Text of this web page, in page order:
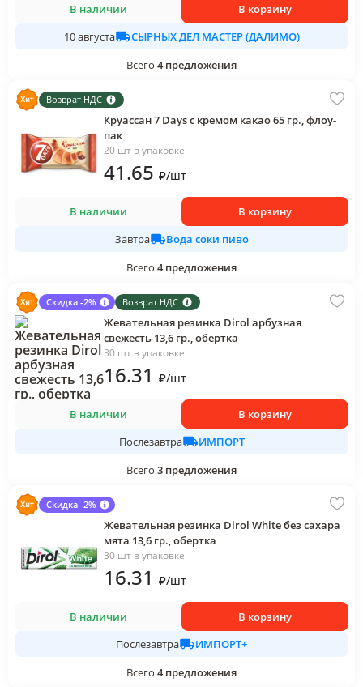
В наличии
В корзину
10 августа
СЫРНЫХ ДЕЛ МАСТЕР (ДАЛИМО)
Всего 4 предложения
Возврат НДС
Круассан 7 Days с кремом какао 65 гр., флоу-
пак
20 шт в упаковке
41.65 ₽/шт
В наличии
В корзину
Завтра
Вода соки пиво
Всего 4 предложения
Скидка -2% Возврат НДС
Жевательная резинка Dirol арбузная
свежесть 13,6 гр., обертка
30 шт в упаковке
16.31 ₽/шт
В наличии
В корзину
Послезавтра
ИМПОРТ
Всего 3 предложения
Скидка -2%
Жевательная резинка Dirol White без сахара
мята 13,6 гр., обертка
30 шт в упаковке
16.31 ₽/шт
В наличии
В корзину
Послезавтра
ИМПОРТ+
Всего 4 предложения